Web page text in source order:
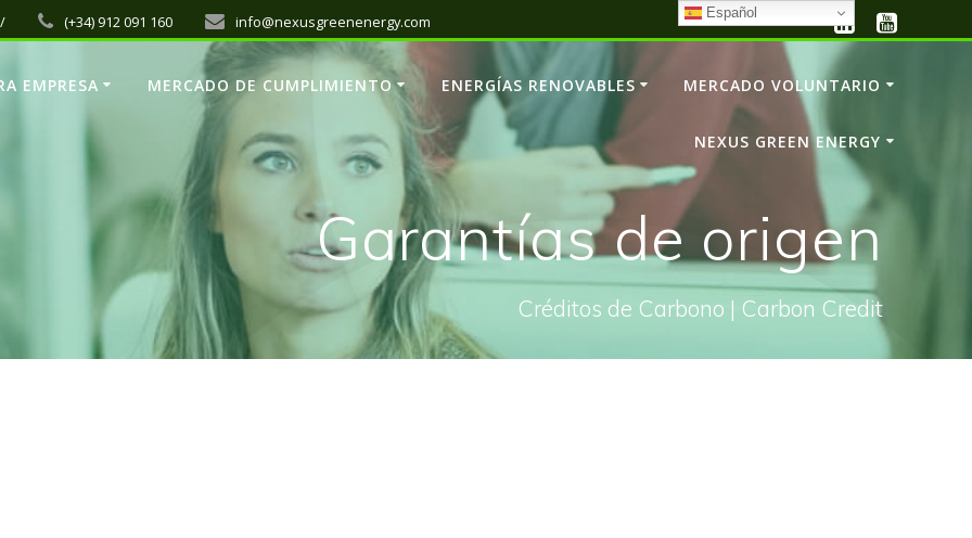
(+34) 912 091 160 info@nexusgreenenergy.com
EMPRESA MERCADO DE CUMPLIMIENTO ENERGÍAS RENOVABLES MERCADO VOLUNTARIO
NEXUS GREEN ENERGY
Garantías de origen
Créditos de Carbono | Carbon Credit
Español